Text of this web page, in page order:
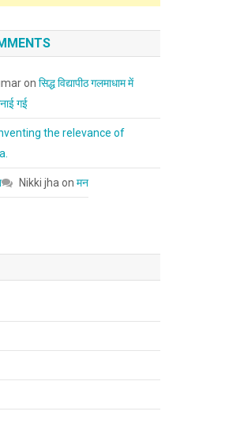
onसिद्ध विद्यापीठ गलमाधाम में
गई
the relevance of
Nikki jha onमन